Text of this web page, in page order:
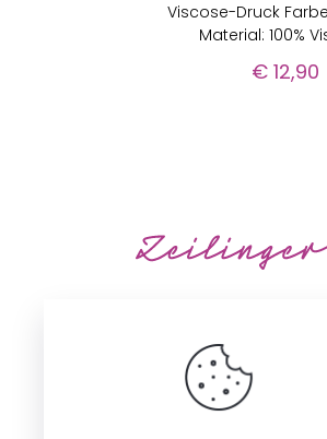
Viscose-Druck
Material: 100%
€12,90
Unseren Betrieb in
gibt es seit 1896. Wir
Stoffen und Zubehör